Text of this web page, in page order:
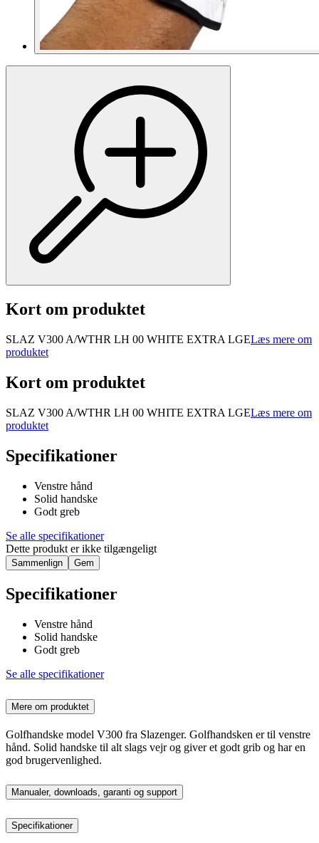
Kort om produktet
SLAZ V300 A/WTHR LH 00 WHITE EXTRA LGELæs mere om
produktet
Kort om produktet
SLAZ V300 A/WTHR LH 00 WHITE EXTRA LGELæs mere om
produktet
Specifikationer
Venstre hånd
Solid handske
Godt greb
Se alle specifikationer
Dette produkt er ikke tilgængeligt
Sammenlign Gem
Specifikationer
Venstre hånd
Solid handske
Godt greb
Se alle specifikationer
Mere om produktet
Golfhandske model V300 fra Slazenger. Golfhandsken er til venstre
hånd. Solid handske til alt slags vejr og giver et godt grib og har en
god brugervenlighed.
Manualer, downloads, garanti og support
Specifikationer